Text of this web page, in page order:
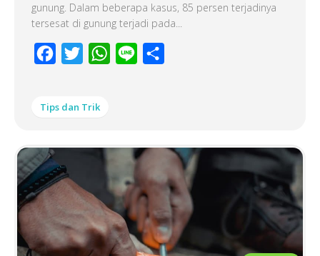
gunung. Dalam beberapa kasus, 85 persen terjadinya
tersesat di gunung terjadi pada...
Facebook
Twitter WhatsApp
Line
Tips dan Trik